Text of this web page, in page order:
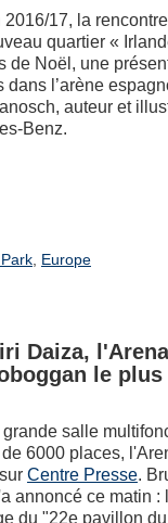
17, la
quartier «
de Noël, une
l’arène
auteur et
Benz.
, Europe
Daiza, l'Arena
le
salle
6000 places,
Centre Presse.
annoncé ce matin :
du "22e pavillon du